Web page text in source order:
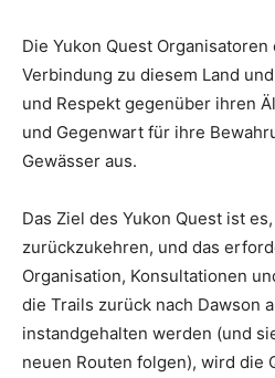
Die Yukon Quest
Verbindung zu diesem Land
und Respekt gegenüber ihren
und Gegenwart für ihre
Gewässer aus.
Das Ziel des Yukon Quest ist
zurückzukehren, und das
Organisation, Konsultationen
die Trails zurück nach Dawson
instandgehalten werden (und
neuen Routen folgen), wird die